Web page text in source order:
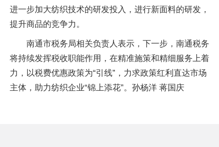
进一步加大纺织技术的研发投入，进行新面料的研发，
提升商品的竞争力。
南通市税务局相关负责人表示，下一步，南通税务
将持续发挥税收职能作用，在精准施策和精细服务上着
力，以税费优惠政策为“引线”，力求政策红利直达市场
主体，助力纺织企业“锦上添花”。孙杨洋 蒋国庆